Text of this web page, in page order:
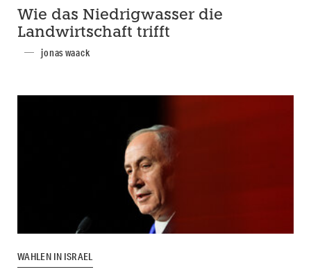
Wie das Niedrigwasser die
Landwirtschaft trifft
jonas waack
WAHLEN IN ISRAEL